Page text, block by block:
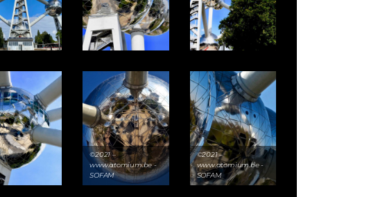
©2021 –
www.atomium.be -
SOFAM
©2021 –
www.atomium.be -
SOFAM